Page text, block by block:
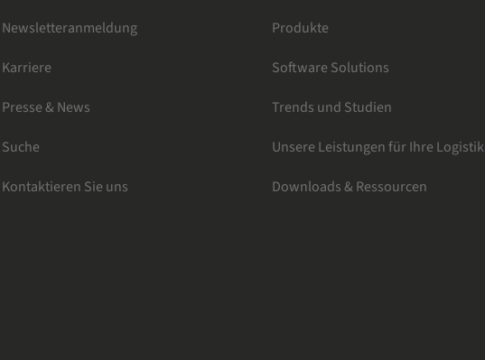
Newsletteranmeldung
Karriere
Presse & News
Suche
Kontaktieren Sie uns
Produkte
Software Solutions
Trends und Studien
Unsere Leistungen für Ihre Logistik
Downloads & Ressourcen